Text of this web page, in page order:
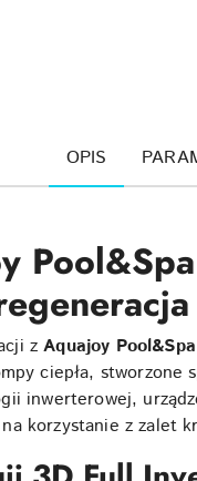
OPIS
z Aquajoy
ciepła,
inwerterowej,
korzystanie z zalet